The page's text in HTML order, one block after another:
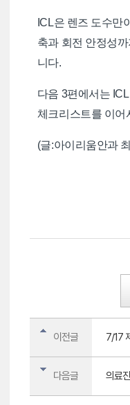
ICL은 렌즈 도수만
축과 회전 안정성
니다.
다음 3편에서는
체크리스트를 이어
(글:아이리움안과
이전글
다음글